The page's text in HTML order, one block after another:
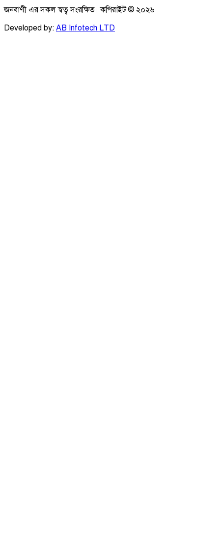
জনবাণী এর সকল স্বত্ব সংরক্ষিত। কপিরাইট © ২০২৬
Developed by: AB Infotech LTD